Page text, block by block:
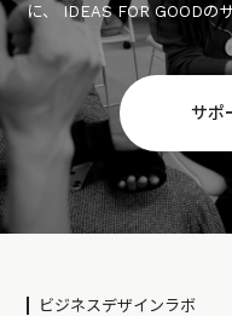
に、 IDEAS FOR GOODの
サポ
ビジネスデザインラボ